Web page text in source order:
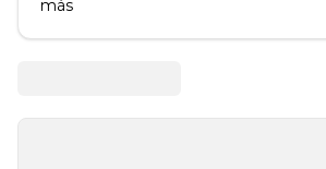
más